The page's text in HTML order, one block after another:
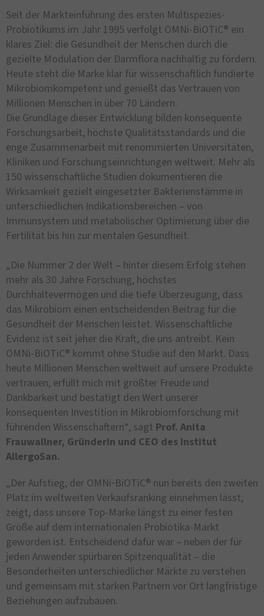
Seit der Markteinführung des ersten Multispezies-
Probiotikums im Jahr 1995 verfolgt OMNi-BiOTiC® ein
klares Ziel: die Gesundheit der Menschen durch die
gezielte Modulation der Darmflora nachhaltig zu fördern.
Heute steht die Marke klar für wissenschaftlich fundierte
Mikrobiomkompetenz und genießt das Vertrauen von
Millionen Menschen in über 70 Ländern.
Die Grundlage dieser Entwicklung bilden konsequente
Forschungsarbeit, höchste Qualitätsstandards und die
enge Zusammenarbeit mit renommierten Universitäten,
Kliniken und Forschungseinrichtungen weltweit. Mehr als
150 wissenschaftliche Studien dokumentieren die
Wirksamkeit gezielt eingesetzter Bakterienstämme in
unterschiedlichen Indikationsbereichen – von
Immunsystem und metabolischer Optimierung über die
Fertilität bis hin zur mentalen Gesundheit.
„Die Nummer 2 der Welt – hinter diesem Erfolg stehen
mehr als 30 Jahre Forschung, höchstes
Durchhaltevermögen und die tiefe Überzeugung, dass
das Mikrobiom einen entscheidenden Beitrag für die
Gesundheit der Menschen leistet. Wissenschaftliche
Evidenz ist seit jeher die Kraft, die uns antreibt. Kein
OMNi-BiOTiC® kommt ohne Studie auf den Markt. Dass
heute Millionen Menschen weltweit auf unsere Produkte
vertrauen, erfüllt mich mit größter Freude und
Dankbarkeit und bestätigt den Wert unserer
konsequenten Investition in Mikrobiomforschung mit
führenden Wissenschaftern“, sagt Prof. Anita
Frauwallner, Gründerin und CEO des Institut
AllergoSan.
„Der Aufstieg, der OMNi‐BiOTiC® nun bereits den zweiten
Platz im weltweiten Verkaufsranking einnehmen lässt,
zeigt, dass unsere Top-Marke längst zu einer festen
Größe auf dem internationalen Probiotika-Markt
geworden ist. Entscheidend dafür war – neben der für
jeden Anwender spürbaren Spitzenqualität – die
Besonderheiten unterschiedlicher Märkte zu verstehen
und gemeinsam mit starken Partnern vor Ort langfristige
Beziehungen aufzubauen.